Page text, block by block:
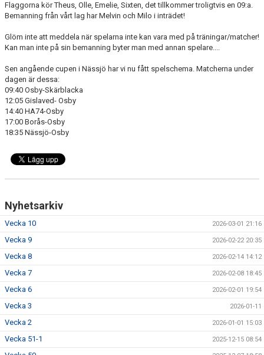
Flaggorna kör Theus, Olle, Emelie, Sixten, det tillkommer troligtvis en 09:a.
Bemanning från vårt lag har Melvin och Milo i inträdet!
Glöm inte att meddela när spelarna inte kan vara med på träningar/matcher!
Kan man inte på sin bemanning byter man med annan spelare....
Sen angående cupen i Nässjö har vi nu fått spelschema. Matcherna under
dagen är dessa:
09:40 Osby-Skärblacka
12:05 Gislaved- Osby
14:40 HA74-Osby
17:00 Borås-Osby
18:35 Nässjö-Osby
Nyhetsarkiv
Vecka 10 2026-03-01 21:16
Vecka 9 2026-02-22 20:35
Vecka 8 2026-02-14 14:12
Vecka 7 2026-02-08 18:45
Vecka 6 2026-02-01 19:54
Vecka 3 2026-01-11
Vecka 2 2026-01-01 15:03
Vecka 51-1 2025-12-15 08:54